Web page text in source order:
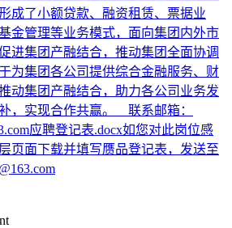
成了小额贷款、融资租赁、票据业
金管理等业务模式，面向集团内外市
进集团产融结合，推动集团全面协调
为集团各公司提供综合金融服务、财
动集团产融结合，助力各公司业务发
，实现合作共赢。 联系邮箱：
应聘登记表.docx如您对此岗位感
页面下载并填写赝品登记表，发送至